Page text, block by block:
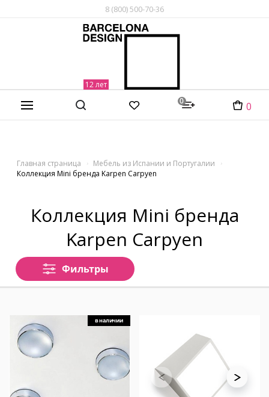
8 (800) 500-70-36
0 0
Главная страница
Мебель из Испании и Португалии
Коллекция Mini бренда Karpen Carpyen
Коллекция Mini бренда
Karpen Carpyen
Фильтры
в наличии